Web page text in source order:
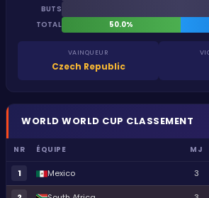
BUTS
TOTAL
50.0%
VAINQUEUR
Czech Republic
WORLD WORLD CUP CLASSEMENT
NR ÉQUIPE MJ
1 Mexico 3